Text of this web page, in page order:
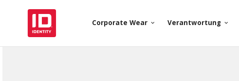
Corporate Wear keyboard_arrow_down Verantwortung keyboard_arrow_down